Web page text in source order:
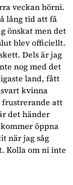
veckan hörni.
lång tid att få
önskat men det
blev officiellt.
Dels är jag
nog med det
land, fått
kvinna
frustrerande att
det händer
öppna
när jag såg
Kolla om ni inte